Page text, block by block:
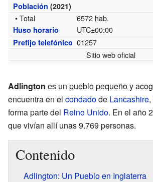
Población (2021)
• Total 6572 hab.
Huso horario UTC±00:00
Prefijo telefónico 01257
Sitio web oficial
Adlington es un pueblo pequeño y
encuentra en el condadode Lancashire
forma parte del Reino Unido. En el año
que vivían allí unas 9.769 personas.
Contenido
Adlington: Un Pueblo en Inglaterra